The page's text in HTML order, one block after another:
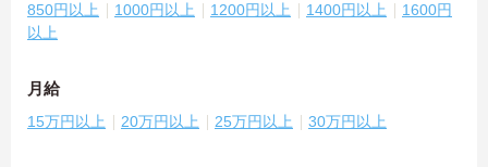
850円以上 1000円以上 1200円以上 1400円以上
1600円
以上
月給
15万円以上 20万円以上 25万円以上 30万円以上